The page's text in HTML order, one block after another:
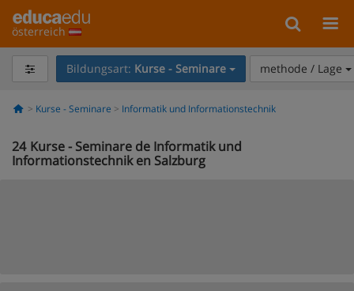
österreich
Bildungsart: Kurse - Seminare methode / Lage
Kurse - Seminare Informatik und Informationstechnik
24 Kurse - Seminare de Informatik und
Informationstechnik en Salzburg